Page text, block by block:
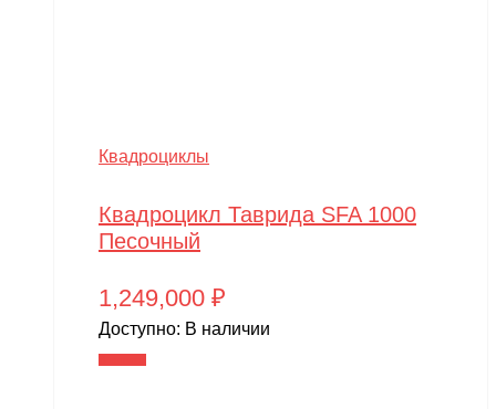
Квадроциклы
Квадроцикл Таврида SFA 1000
Песочный
1,249,000 ₽
Доступно: В наличии